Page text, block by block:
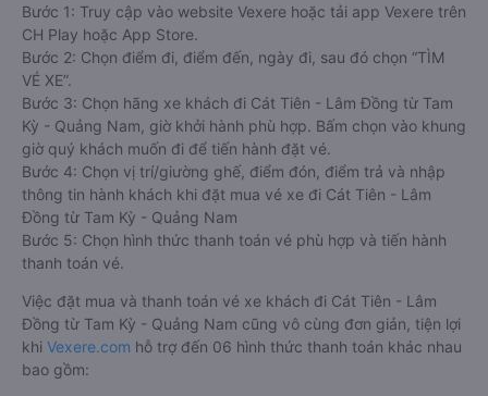
Bước 1: Truy cập vào website Vexere hoặc tải app Vexere trên
CH Play hoặc App Store.
Bước 2: Chọn điểm đi, điểm đến, ngày đi, sau đó chọn “TÌM
VÉ XE”.
Bước 3: Chọn hãng xe khách đi Cát Tiên - Lâm Đồng từ Tam
Kỳ - Quảng Nam, giờ khởi hành phù hợp. Bấm chọn vào khung
giờ quý khách muốn đi để tiến hành đặt vé.
Bước 4: Chọn vị trí/giường ghế, điểm đón, điểm trả và nhập
thông tin hành khách khi đặt mua vé xe đi Cát Tiên - Lâm
Đồng từ Tam Kỳ - Quảng Nam
Bước 5: Chọn hình thức thanh toán vé phù hợp và tiến hành
thanh toán vé.
Việc đặt mua và thanh toán vé xe khách đi Cát Tiên - Lâm
Đồng từ Tam Kỳ - Quảng Nam cũng vô cùng đơn giản, tiện lợi
khi Vexere.com hỗ trợ đến 06 hình thức thanh toán khác nhau
bao gồm: